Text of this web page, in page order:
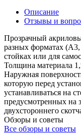
Описание
Отзывы и
Прозрачный
разных форматах
стойках или для
Толщина материала
Наружная
которую перед
устанавливаться на
предусмотренных на
двухстороннего
Обзоры и советы
Все обзоры и советы